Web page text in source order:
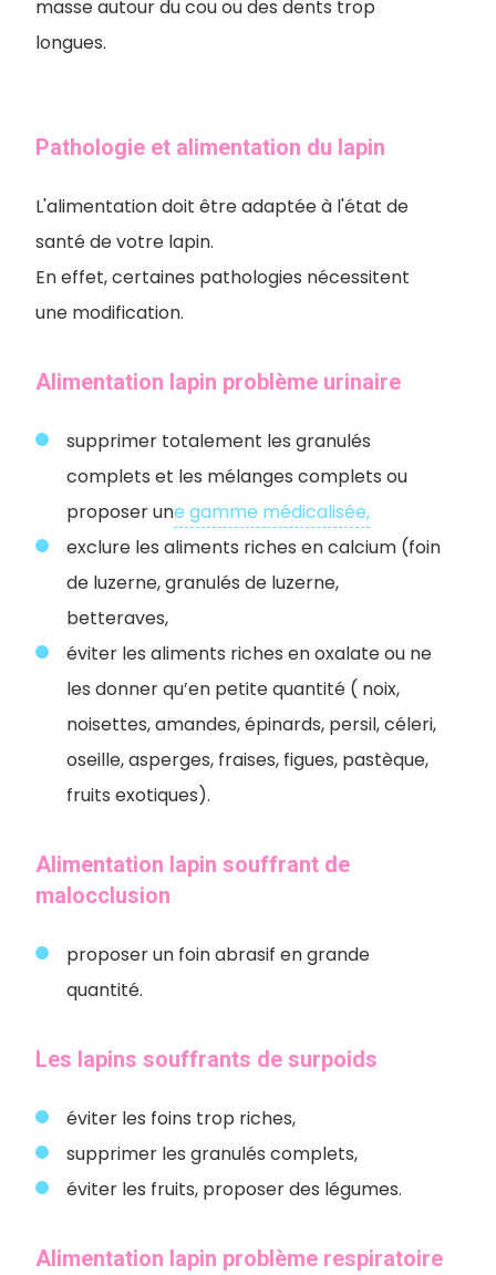
masse autour du cou ou des dents trop
longues.
Pathologie et alimentation du lapin
L'alimentation doit être adaptée à l'état de
santé de votre lapin.
En effet, certaines pathologies nécessitent
une modification.
Alimentation lapin problème urinaire
supprimer totalement les granulés
complets et les mélanges complets ou
proposer une gamme médicalisée,
exclure les aliments riches en calcium (foin
de luzerne, granulés de luzerne,
betteraves,
éviter les aliments riches en oxalate ou ne
les donner qu’en petite quantité ( noix,
noisettes, amandes, épinards, persil, céleri,
oseille, asperges, fraises, figues, pastèque,
fruits exotiques).
Alimentation lapin souffrant de
malocclusion
proposer un foin abrasif en grande
quantité.
Les lapins souffrants de surpoids
éviter les foins trop riches,
supprimer les granulés complets,
éviter les fruits, proposer des légumes.
Alimentation lapin problème respiratoire